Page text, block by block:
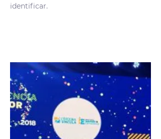
identificar.